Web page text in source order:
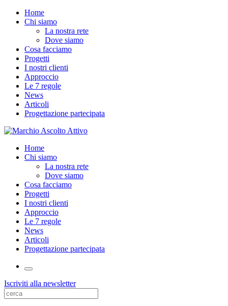
Home
Chi siamo
La nostra rete
Dove siamo
Cosa facciamo
Progetti
I nostri clienti
Approccio
Le 7 regole
News
Articoli
Progettazione partecipata
Home
Chi siamo
La nostra rete
Dove siamo
Cosa facciamo
Progetti
I nostri clienti
Approccio
Le 7 regole
News
Articoli
Progettazione partecipata
Iscriviti alla newsletter